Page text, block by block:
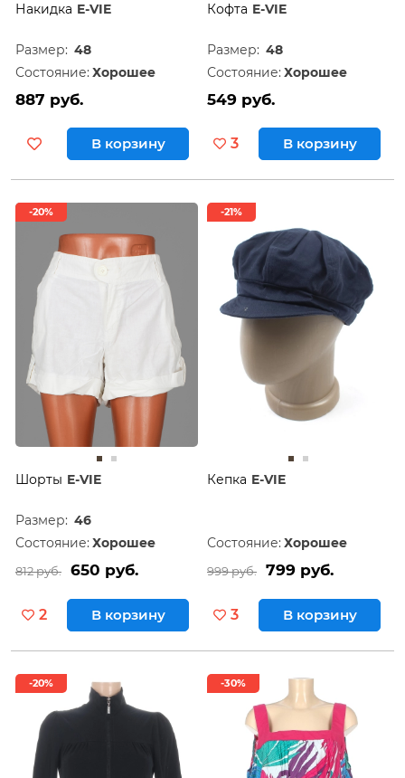
Накидка E-VIE
Размер: 48
Состояние: Хорошее
887 руб.
В корзину
Кофта E-VIE
Размер: 48
Состояние: Хорошее
549 руб.
3 В корзину
-20%
Шорты E-VIE
Размер: 46
Состояние: Хорошее
812 руб. 650 руб.
2 В корзину
-21%
Кепка E-VIE
Состояние: Хорошее
999 руб. 799 руб.
3 В корзину
-20% -30%